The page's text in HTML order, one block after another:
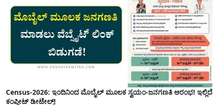
Census-2026: ಇಂದಿನಿಂದ ಮೊಬೈಲ್ ಮೂಲಕ ಸ್ವಯಂ-ಜನಗಣತಿ ಆರಂಭ! ಇಲ್ಲಿದೆ
ಕಂಪ್ಲೀಟ್ ಡೀಟೇಲ್ಸ್!